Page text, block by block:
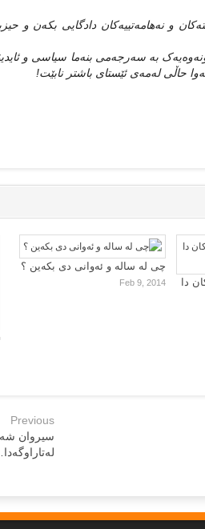
و نه‌هامه‌تییه‌کان دادگایی بکه‌ن و
به‌ سه‌رجه‌می بنه‌ما سیاسی و
حاڵی له‌مه‌ی‌ ئێستای باشتر نابێت!
چی لە سالە و ئەوانی دی بكەین ؟
Feb 9, 2014
دا
Previous
سیروان